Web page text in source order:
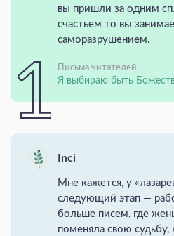
вы пришли за одним
счастьем то вы
саморазрушением.
Письма читателей
Я выбираю быть
Inci
Мне кажется, у
следующий этап —
больше писем, где
поменяла свою